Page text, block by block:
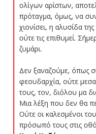
ολίγων αρίστων,
πρόταγμα, όμως, να
χιονίσει, η αλυσίδα
ούτε τις επιθυμεί.
ζυμάρι.
Δεν ξαναζούμε, όπως
φεουδαρχία, ούτε
τους, τον, διόλου μα
Μια λέξη που δεν θα
Ούτε οι καλεσμένοι
πρόσωπό τους στις